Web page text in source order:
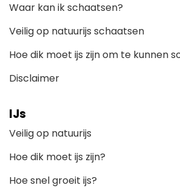
Waar kan ik schaatsen?
Veilig op natuurijs schaatsen
Hoe dik moet ijs zijn om te kunnen
Disclaimer
IJs
Veilig op natuurijs
Hoe dik moet ijs zijn?
Hoe snel groeit ijs?